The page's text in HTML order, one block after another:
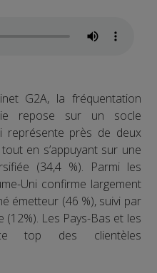
G2A, la fréquentation
repose sur un socle
représente près de deux
en s’appuyant sur une
(34,4 %). Parmi les
Uni confirme largement
émetteur (46 %), suivi par
(12%). Les Pays-Bas et les
top des clientèles